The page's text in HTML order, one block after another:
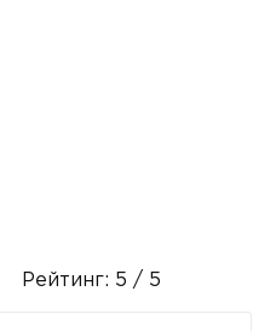
Рейтинг: 5 / 5